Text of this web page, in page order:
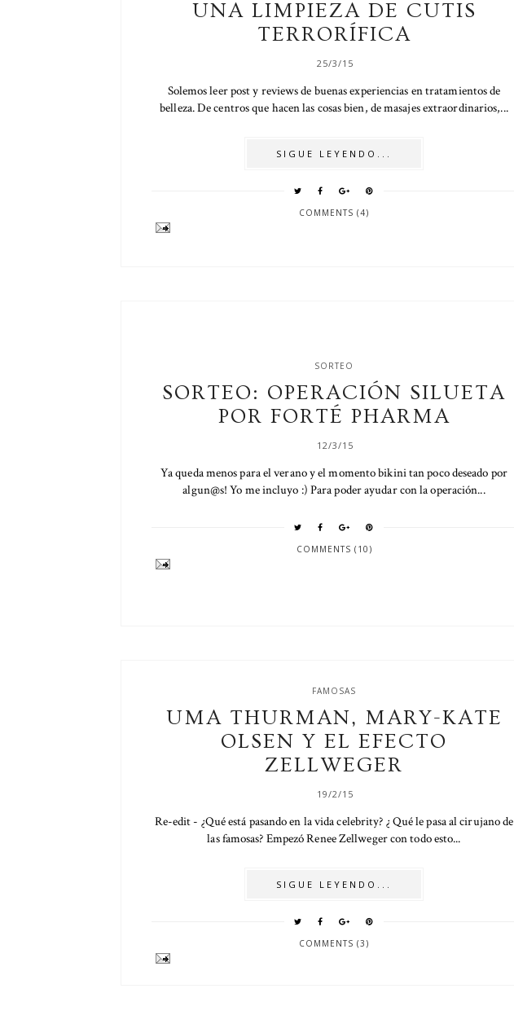
UNA LIMPIEZA DE CUTIS
TERRORÍFICA
25/3/15
Solemos leer post y reviews de buenas experiencias en tratamientos de
belleza. De centros que hacen las cosas bien, de masajes extraordinarios,...
SIGUE LEYENDO...
COMMENTS (4)
SORTEO
SORTEO: OPERACIÓN SILUETA
POR FORTÉ PHARMA
12/3/15
Ya queda menos para el verano y el momento bikini tan poco deseado por
algun@s! Yo me incluyo :) Para poder ayudar con la operación...
COMMENTS (10)
FAMOSAS
UMA THURMAN, MARY-KATE
OLSEN Y EL EFECTO
ZELLWEGER
19/2/15
Re-edit - ¿Qué está pasando en la vida celebrity? ¿ Qué le pasa al cirujano de
las famosas? Empezó Renee Zellweger con todo esto...
SIGUE LEYENDO...
COMMENTS (3)